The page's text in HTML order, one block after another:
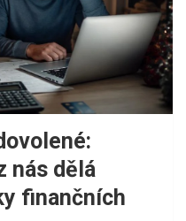
nás dělá
finančních